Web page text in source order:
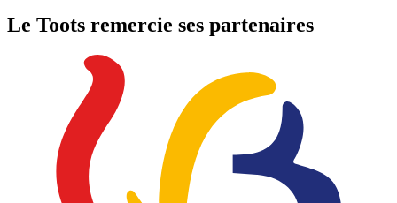
Le Toots remercie ses partenaires